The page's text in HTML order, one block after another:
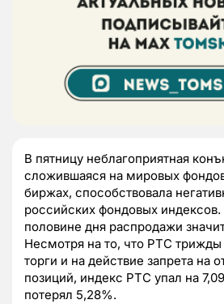
В пятницу неблагоприятная
сложившаяся на мировых
биржах, способствовала
российских фондовых индексов.
половине дня распродажи
Несмотря на то, что РТС трижды
торги и на действие запрета на
позиций, индекс РТС упал на
потерял 5,28%.